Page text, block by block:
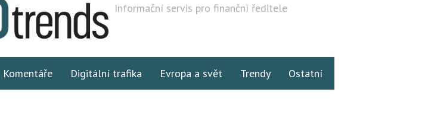
Informační servis pro finanční ředitele
Komentáře Digitální trafika Evropa a svět Trendy Ostatní